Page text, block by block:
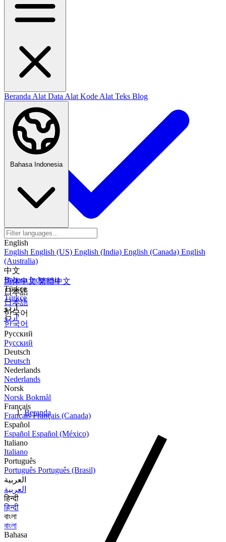
العربية
हिन्दी
Bahasa
Bahasa Indonesia
Türkçe
Türkçe
اردو
اردو
Beranda Alat Data Alat Kode Alat Teks Blog
Bahasa Indonesia
English
English English (US) English (India) English (Canada) English
(Australia)
中文
简体中文繁體中文
日本語
日本語
한국어
한국어
Русский
Русский
Deutsch
Deutsch
Nederlands
Nederlands
Norsk
Norsk Bokmål
Français
FrançaisFrançais (Canada)
Español
Español Español (México)
Italiano
Italiano
Português
Português Português (Brasil)
العربية
العربية
हिन्दी
हिन्दी
বাংলা
বাংলা
Bahasa
Beranda